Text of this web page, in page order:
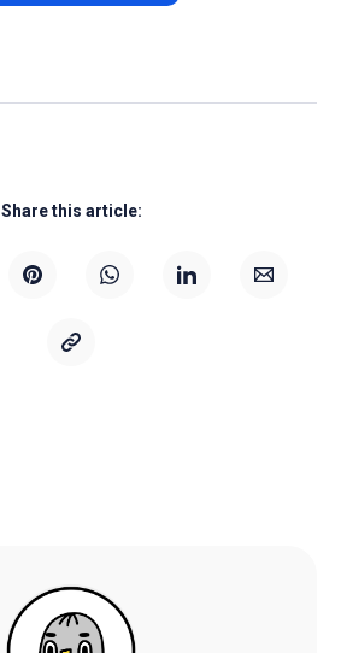
Share this article: